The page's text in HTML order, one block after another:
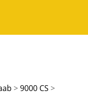
9000 CS